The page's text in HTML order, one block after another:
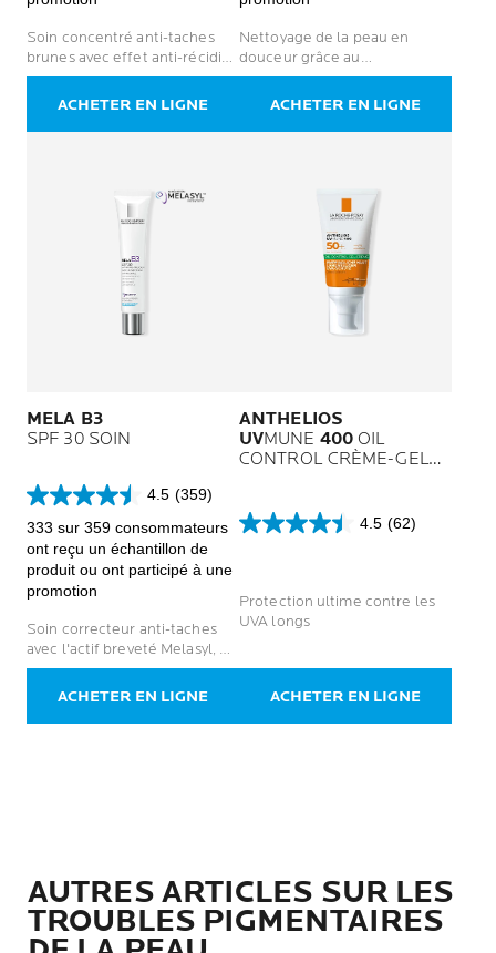
Soin concentré anti-taches
brunes avec effet anti-récidive
pendant 2 semaines
ACHETER EN LIGNE
Nettoyage de la peau en
douceur grâce au
micropeeling anti-taches.
Pour un teint plus uniforme et
ACHETER EN LIGNE
MELA B3
SPF 30 SOIN
4.5 (359)
4.5
sur
5
étoiles.
359
333 sur 359 consommateurs
ont reçu un échantillon de
produit ou ont participé à une
promotion
Soin correcteur anti-taches
avec l'actif breveté Melasyl, de
la niacinamide et SPF 30.
ACHETER EN LIGNE
ANTHELIOS
UVMUNE 400OIL
CONTROL CRÈME-GEL
4.5 (62)
4.5
étoiles.
62
Protection ultime contre les
UVA longs
ACHETER EN LIGNE
AUTRES ARTICLES SUR LES
TROUBLES PIGMENTAIRES